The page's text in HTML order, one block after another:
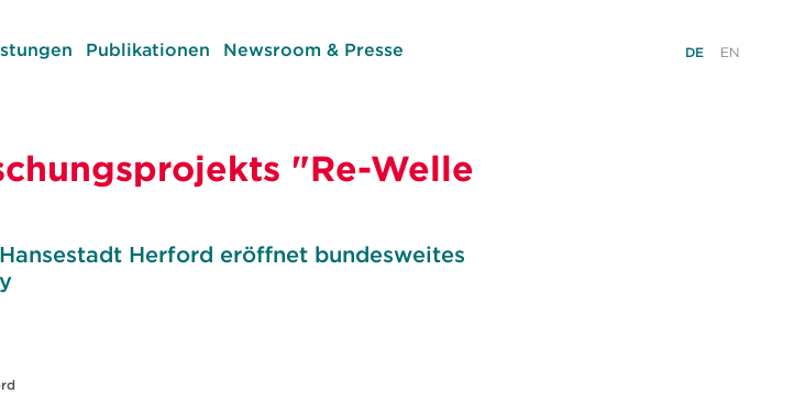
Publikationen Newsroom & Presse DE EN
"Re-Welle
Herford eröffnet bundesweites